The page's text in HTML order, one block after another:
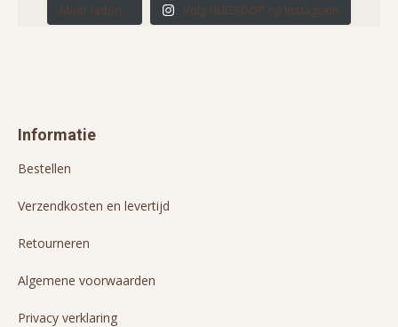
Meer laden... Volg HUIZEDOP op Instagram
Informatie
Bestellen
Verzendkosten en levertijd
Retourneren
Algemene voorwaarden
Privacy verklaring